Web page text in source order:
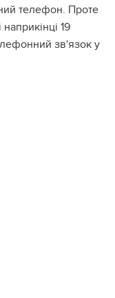
телефон. Проте
19
зв'язок у